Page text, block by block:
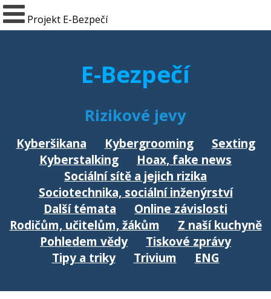
Projekt E-Bezpečí
E-Bezpečí
Rizikové jevy
Kyberšikana Kybergrooming
Sexting
Kyberstalking
Hoax, fake news
Sociální sítě a jejich rizika
Sociotechnika, sociální inženýrství
Další témata
Online závislosti
Rodičům, učitelům, žákům
Z naší kuchyně
Pohledem vědy
Tiskové zprávy
Tipy a triky
Trivium ENG